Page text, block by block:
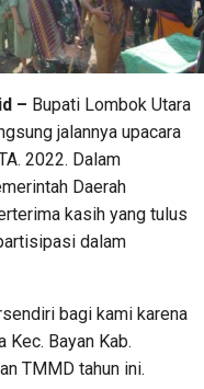
– Bupati Lombok Utara
jalannya upacara
2022. Dalam
Daerah
kasih yang tulus
dalam
bagi kami karena
Kec. Bayan Kab.
TMMD tahun ini.